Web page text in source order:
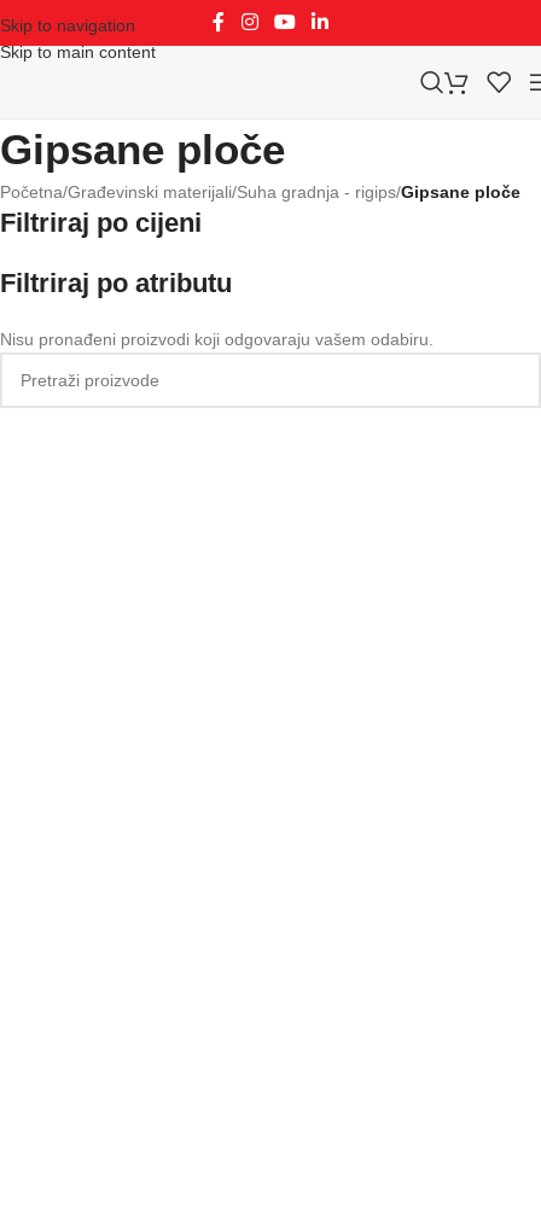
Skip to navigation
Skip to main content
Gipsane ploče
Početna/Građevinski materijali/Suha gradnja - rigips/Gipsane ploče
Filtriraj po cijeni
Filtriraj po atributu
Nisu pronađeni proizvodi koji odgovaraju vašem odabiru.